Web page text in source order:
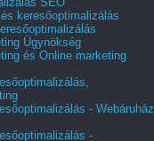
keresőoptimalizálás
Ügynökség
és Online marketing
- Webáruház
-